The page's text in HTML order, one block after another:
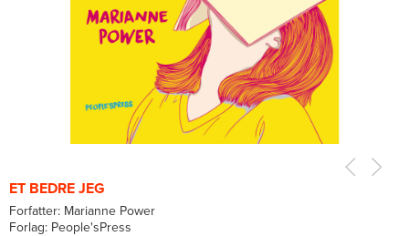
ET BEDRE JEG
Forfatter: Marianne Power
Forlag: People'sPress